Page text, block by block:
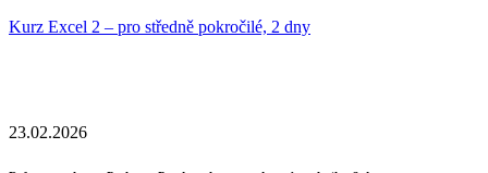
Kurz Excel 2 – pro středně pokročilé, 2 dny
23.02.2026